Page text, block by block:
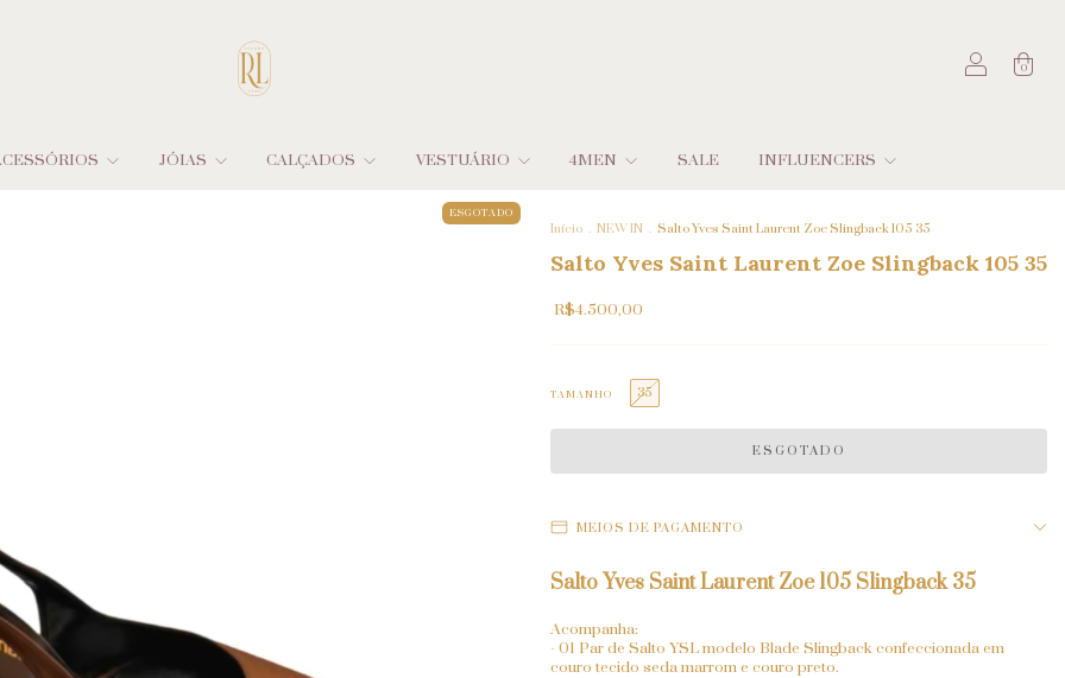
0
JÓIAS CALÇADOS VESTUÁRIO 4MEN SALE INFLUENCERS
ESGOTADO
Início . NEW IN . Salto Yves Saint Laurent Zoe Slingback 105 35
Salto Yves Saint Laurent Zoe Slingback 105 35
R$4.500,00
TAMANHO 35
MEIOS DE PAGAMENTO
Salto Yves Saint Laurent Zoe 105 Slingback 35
Acompanha:
- 01 Par de Salto YSL modelo Blade Slingback confeccionada em
couro tecido seda marrom e couro preto.